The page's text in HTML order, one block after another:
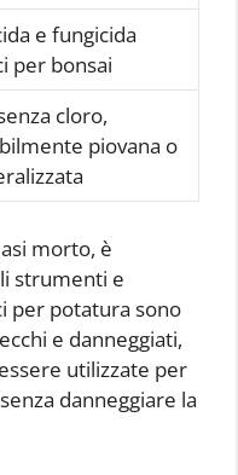
e fungicida
per bonsai
cloro,
piovana o
morto, è
strumenti e
per potatura sono
e danneggiati,
utilizzate per
danneggiare la